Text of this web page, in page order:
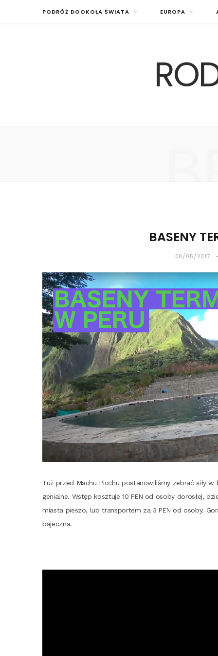
PODRÓŻ DOOKOŁA ŚWIATA EUROPA
BASENY
08/05/2017
Tuż przed Machu Pic­chu posta­no­wi­li­śmy zebrać siły
genial­ne. Wstęp kosz­tu­je 10 PEN od oso­by doro­słej,
mia­sta pie­szo, lub trans­por­tem za 3 PEN od oso­by.
bajeczna.